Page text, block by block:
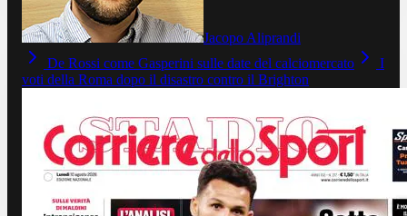
Jacopo Aliprandi
De Rossi come Gasperini sulle date del calciomercato
I
voti della Roma dopo il disastro contro il Brighton